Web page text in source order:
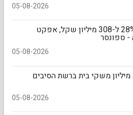
05-08-2026
בזק: הרווח הנקי צנח ב-28% ל-308 מיליון שקל, אפקט
- ספונסר
05-08-2026
בזק מדווחת על יותר מ-3 מיליון משקי בית ברשת הסיבים
05-08-2026